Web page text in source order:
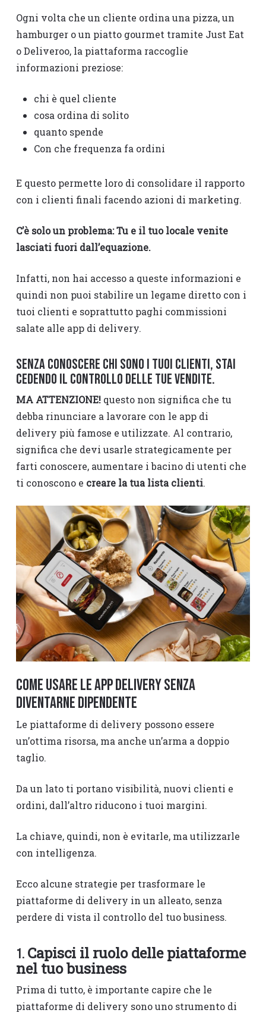
Ogni volta che un cliente ordina una pizza, un
hamburger o un piatto gourmet tramite Just Eat
o Deliveroo, la piattaforma raccoglie
informazioni preziose:
chi è quel cliente
cosa ordina di solito
quanto spende
Con che frequenza fa ordini
E questo permette loro di consolidare il rapporto
con i clienti finali facendo azioni di marketing.
C’è solo un problema: Tu e il tuo locale venite
lasciati fuori dall’equazione.
Infatti, non hai accesso a queste informazioni e
quindi non puoi stabilire un legame diretto con i
tuoi clienti e soprattutto paghi commissioni
salate alle app di delivery.
Senza conoscere chi sono i tuoi clienti, stai
cedendo il controllo delle tue vendite.
MA ATTENZIONE!questo non significa che tu
debba rinunciare a lavorare con le app di
delivery più famose e utilizzate. Al contrario,
significa che devi usarle strategicamente per
farti conoscere, aumentare i bacino di utenti che
ti conoscono e creare la tua lista clienti.
Come usare le app delivery senza
diventarne dipendente
Le piattaforme di delivery possono essere
un’ottima risorsa, ma anche un’arma a doppio
taglio.
Da un lato ti portano visibilità, nuovi clienti e
ordini, dall’altro riducono i tuoi margini.
La chiave, quindi, non è evitarle, ma utilizzarle
con intelligenza.
Ecco alcune strategie per trasformare le
piattaforme di delivery in un alleato, senza
perdere di vista il controllo del tuo business.
1. Capisci il ruolo delle piattaforme
nel tuo business
Prima di tutto, è importante capire che le
piattaforme di delivery sono uno strumento di